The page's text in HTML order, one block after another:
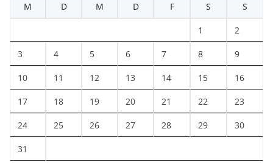
M
D M D F S S
1 2
3 4 5 6 7 8 9
10 11 12 13 14 15 16
17 18 19 20 21 22 23
24 25 26 27 28 29 30
31